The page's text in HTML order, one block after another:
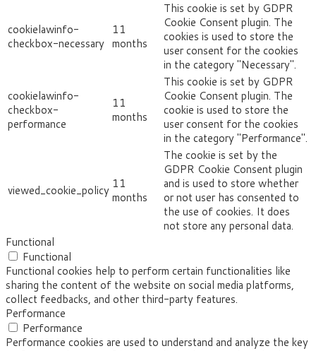
cookielawinfo-
checkbox-necessary
11
months
This cookie is set by GDPR
Cookie Consent plugin. The
cookies is used to store the
user consent for the cookies
in the category "Necessary".
cookielawinfo-
checkbox-
performance
11
months
This cookie is set by GDPR
Cookie Consent plugin. The
cookie is used to store the
user consent for the cookies
in the category "Performance".
viewed_cookie_policy 11
months
The cookie is set by the
GDPR Cookie Consent plugin
and is used to store whether
or not user has consented to
the use of cookies. It does
not store any personal data.
Functional
Functional
Functional cookies help to perform certain functionalities like
sharing the content of the website on social media platforms,
collect feedbacks, and other third-party features.
Performance
Performance
Performance cookies are used to understand and analyze the key